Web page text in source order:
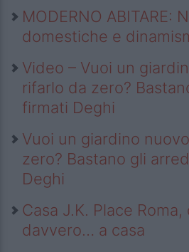
MODERNO ABITARE:
domestiche e
Video – Vuoi un
rifarlo da zero?
firmati Deghi
Vuoi un giardino
zero? Bastano gli
Deghi
Casa J.K. Place
davvero… a casa